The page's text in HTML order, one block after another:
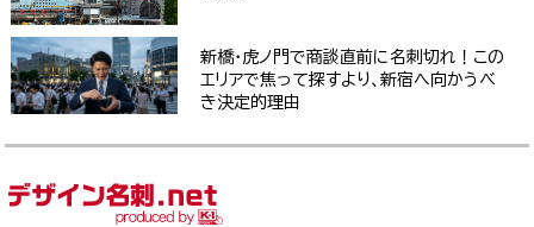
新橋・虎ノ門で商談直前に名刺切れ！この
エリアで焦って探すより、新宿へ向かうべ
き決定的理由